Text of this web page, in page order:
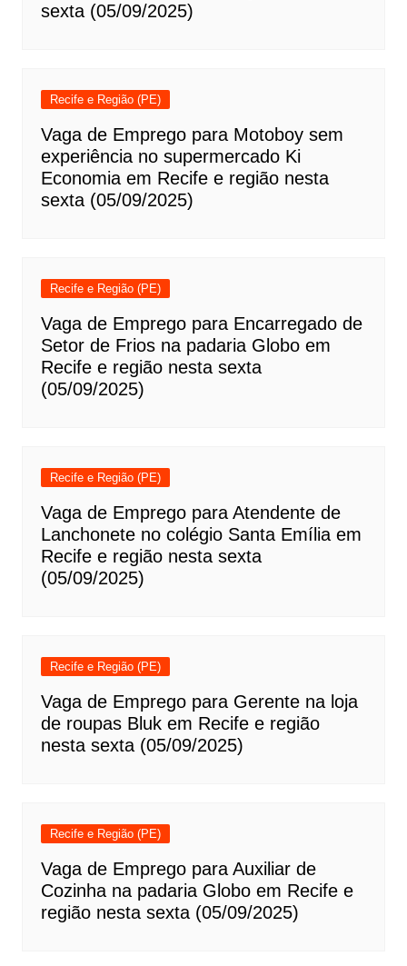
sexta (05/09/2025)
Recife e Região (PE)
Vaga de Emprego para Motoboy sem
experiência no supermercado Ki
Economia em Recife e região nesta
sexta (05/09/2025)
Recife e Região (PE)
Vaga de Emprego para Encarregado de
Setor de Frios na padaria Globo em
Recife e região nesta sexta
(05/09/2025)
Recife e Região (PE)
Vaga de Emprego para Atendente de
Lanchonete no colégio Santa Emília em
Recife e região nesta sexta
(05/09/2025)
Recife e Região (PE)
Vaga de Emprego para Gerente na loja
de roupas Bluk em Recife e região
nesta sexta (05/09/2025)
Recife e Região (PE)
Vaga de Emprego para Auxiliar de
Cozinha na padaria Globo em Recife e
região nesta sexta (05/09/2025)